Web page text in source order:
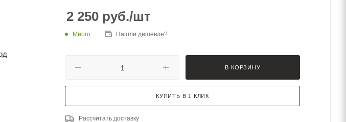
2 250 руб./шт
Много Нашли дешевле?
В КОРЗИНУ
КУПИТЬ В 1 КЛИК
Рассчитать доставку